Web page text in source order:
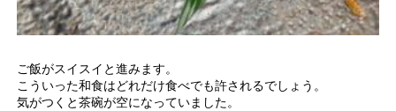
ご飯がスイスイと進みます。
こういった和食はどれだけ食べでも許されるでしょう。
気がつくと茶碗が空になっていました。